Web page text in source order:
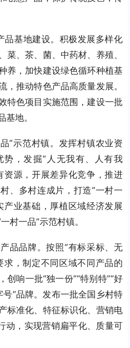
品基地建设。积极发展多样化
菜、茶、菌、中药材、养殖、
养，加快建设绿色循环种植基
，推动特色产品高质量发展。
特色项目实施范围，建设一批
基地。
”示范村镇。发挥村镇农业资
，发掘“人无我有、人有我
资源，开展差异化竞争，推进
、多村连成片，打造“一村一
产业基础，厚植区域经济发展
村一品”示范村镇。
品品牌。按照“有标采标、无
求，制定不同区域不同产品的
创响一批“独一份”“特别特”“好
号”品牌。发布一批全国乡村特
标准化、特征标识化、营销电
动，实现营销扁平化、质量可